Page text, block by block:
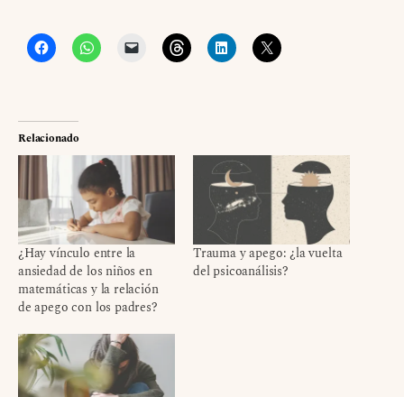
Relacionado
¿Hay vínculo entre la
ansiedad de los niños en
matemáticas y la relación
de apego con los padres?
Trauma y apego: ¿la vuelta
del psicoanálisis?